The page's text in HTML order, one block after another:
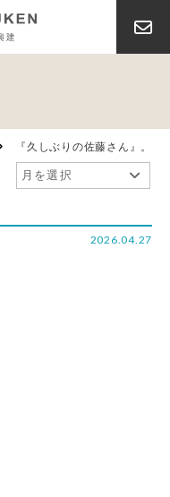
『久しぶりの佐藤さん』。
2026.04.27